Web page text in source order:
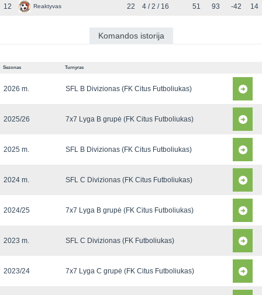
12 Reaktyvas 22 4 / 2 / 16 51 93 -42 14
Komandos istorija
Sezonas Turnyras
2026 m. SFL B Divizionas (FK Citus Futboliukas)
2025/26 7x7 Lyga B grupė (FK Citus Futboliukas)
2025 m. SFL B Divizionas (FK Citus Futboliukas)
2024 m. SFL C Divizionas (FK Citus Futboliukas)
2024/25 7x7 Lyga B grupė (FK Citus Futboliukas)
2023 m. SFL C Divizionas (FK Futboliukas)
2023/24 7x7 Lyga C grupė (FK Citus Futboliukas)